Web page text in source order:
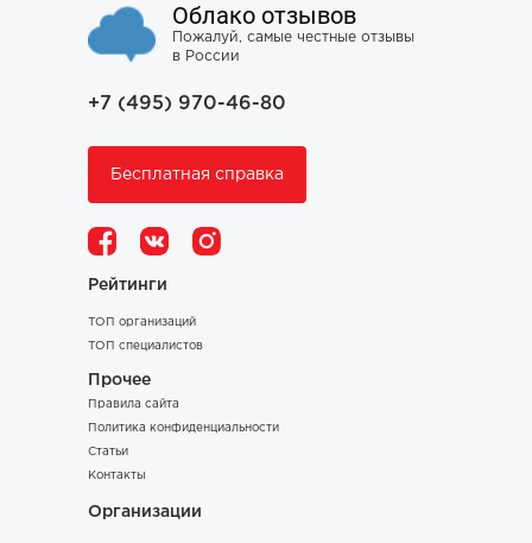
Облако отзывов
Пожалуй, самые честные отзывы
в России
+7 (495) 970-46-80
Бесплатная справка
Рейтинги
ТОП организаций
ТОП специалистов
Прочее
Правила сайта
Политика конфиденциальности
Статьи
Контакты
Организации